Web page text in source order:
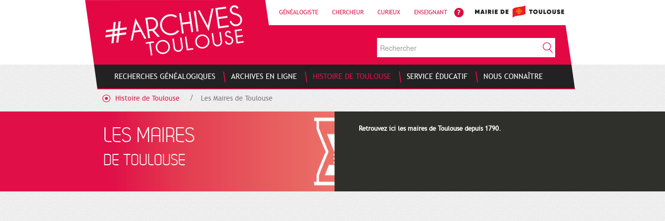
GÉNÉALOGISTE CHERCHEUR CURIEUX ENSEIGNANT
RECHERCHES GÉNÉALOGIQUES ARCHIVES EN LIGNE HISTOIRE DE TOULOUSE SERVICE ÉDUCATIF NOUS CONNAÎTRE
Histoire de Toulouse Les Maires de Toulouse
LES MAIRES
DE TOULOUSE
Retrouvez ici les maires de Toulouse depuis 1790.
Gestion de vos préférences sur les cookies